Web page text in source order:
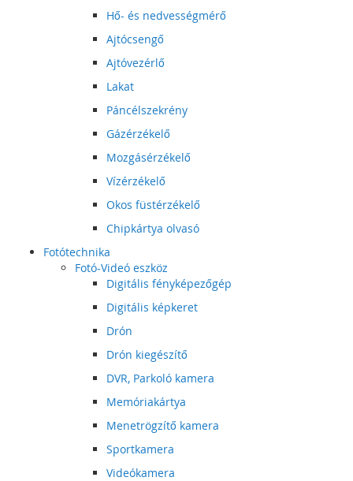
Hő- és nedvességmérő
Ajtócsengő
Ajtóvezérlő
Lakat
Páncélszekrény
Gázérzékelő
Mozgásérzékelő
Vízérzékelő
Okos füstérzékelő
Chipkártya olvasó
Fotótechnika
Fotó-Videó eszköz
Digitális fényképezőgép
Digitális képkeret
Drón
Drón kiegészítő
DVR, Parkoló kamera
Memóriakártya
Menetrögzítő kamera
Sportkamera
Videókamera